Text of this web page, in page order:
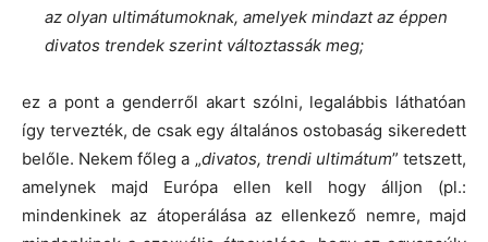
az olyan ultimátumoknak, amelyek mindazt az éppen
divatos trendek szerint változtassák meg;
ez a pont a genderről akart szólni, legalábbis láthatóan
így tervezték, de csak egy általános ostobaság sikeredett
belőle. Nekem főleg a „divatos, trendi ultimátum” tetszett,
amelynek majd Európa ellen kell hogy álljon (pl.:
mindenkinek az átoperálása az ellenkező nemre, majd